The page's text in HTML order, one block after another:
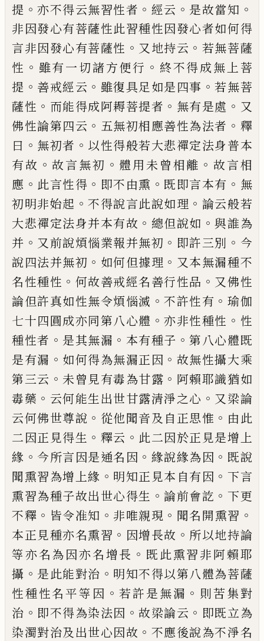
提 。亦不得云無習性者 。 經云 。 是故當知 。
非因發心有菩薩性此習種性因發心者如何得
言非因發心有菩薩性 。 又地持云 。 若無菩薩
性 。 雖有一切諸方便行 。 終不得成無上菩
提 。 善戒經云 。 雖復具足如是四事 。若無菩
薩性 。 而能得成阿耨菩提者 。 無有是處 。 又
佛性論第四云 。 五無初相應善性為法者 。 釋
曰 。 無初者 。 以性得般若大悲禪定法身普本
有故 。故言無初 。 體用未曾相離 。 故言相
應 。 此言性得 。 即不由熏 。 既即言本有 。 無
初明非始起 。不得說言此說如理 。 論云般若
大悲禪定法身并本有故 。 總但說如 。與誰為
并 。 又前說煩惱業報并無初 。 即許三別 。 今
說四法并無初 。 如何但據理 。 又本無漏種不
名性種性 。 何故善戒經名善行性品 。 又佛性
論但許真如性無令煩惱滅 。不許性有 。 瑜伽
七十四圓成亦同第八心體 。亦非性種性 。 性
種性者 。 是其無漏 。 本有種子 。第八心體既
是有漏 。 如何得為無漏正因 。 故無性攝大乘
第三云 。 未曾見有毒為甘露 。 阿賴耶識猶如
毒藥 。 云何能生出世甘露清淨之心 。 又梁論
云何佛世尊說 。 從他聞音及自正思惟 。 由此
二因正見得生 。 釋云 。 此二因於正見是增上
緣 。 今所言因是通名因 。 緣說緣為因 。 既說
聞熏習為增上緣 。 明知正見本自有因 。 下言
熏習為種子故出世心得生 。論前會訖 。 下更
不釋 。 皆令准知 。 非唯親現 。 聞名開熏習 。
本正見種亦名熏習 。 因增長故 。 所以地持論
等亦名為因亦名增長 。 既此熏習非阿賴耶
攝 。 是此能對治 。 明知不得以第八體為菩薩
性種性名平等因 。若許是無漏 。 則苦集對
治 。 即不得為染法因 。故梁論云 。 即既立為
染濁對治及出世心因故 。 不應後說為不淨名